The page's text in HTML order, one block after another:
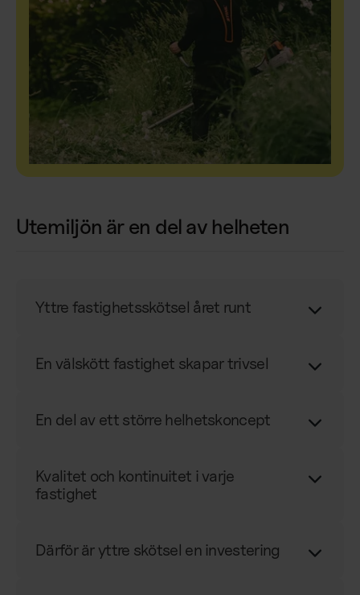
Utemiljön är en del av helheten
Yttre fastighetsskötsel året runt
En välskött fastighet skapar trivsel
En del av ett större helhetskoncept
Kvalitet och kontinuitet i varje
fastighet
Därför är yttre skötsel en investering